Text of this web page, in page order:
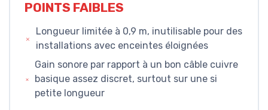
POINTS FAIBLES
Longueur limitée à 0,9 m, inutilisable pour des
installations avec enceintes éloignées
Gain sonore par rapport à un bon câble cuivre
basique assez discret, surtout sur une si
petite longueur